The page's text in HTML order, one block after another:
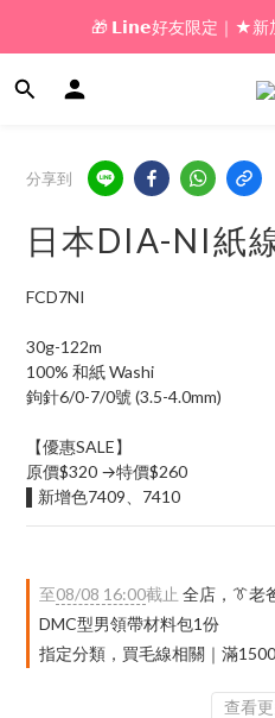
🎁 新好友購物金｜★加
🎁 𝗟𝗶𝗻𝗲好友限定｜★新
🎁 新好友購物金｜★
分享到
日本DIA-NI紙
FCD7NI
30g-122m
100% 和紙 Washi
鉤針6/0-7/0號 (3.5-4.0mm)
【優惠SALE】
原價$320 →特價$260
▌新增色7409、7410
至08/08 16:00截止 全店，👔老
DMC型男領帶材料包1份
指定分類，買毛線相關｜滿
查看